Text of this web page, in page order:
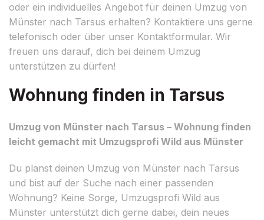
oder ein individuelles Angebot für deinen Umzug von
Münster nach Tarsus erhalten? Kontaktiere uns gerne
telefonisch oder über unser Kontaktformular. Wir
freuen uns darauf, dich bei deinem Umzug
unterstützen zu dürfen!
Wohnung finden in Tarsus
Umzug von Münster nach Tarsus – Wohnung finden
leicht gemacht mit Umzugsprofi Wild aus Münster
Du planst deinen Umzug von Münster nach Tarsus
und bist auf der Suche nach einer passenden
Wohnung? Keine Sorge, Umzugsprofi Wild aus
Münster unterstützt dich gerne dabei, dein neues